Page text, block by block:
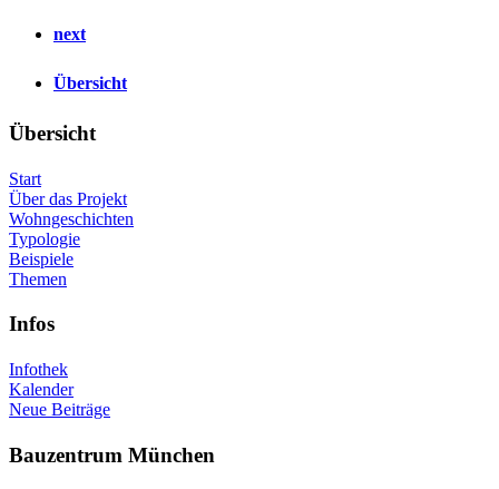
next
Übersicht
Übersicht
Start
Über das Projekt
Wohngeschichten
Typologie
Beispiele
Themen
Infos
Infothek
Kalender
Neue Beiträge
Bauzentrum München